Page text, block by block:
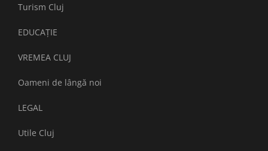
Turism Cluj
EDUCAȚIE
VREMEA CLUJ
Oameni de lângă noi
LEGAL
Utile Cluj